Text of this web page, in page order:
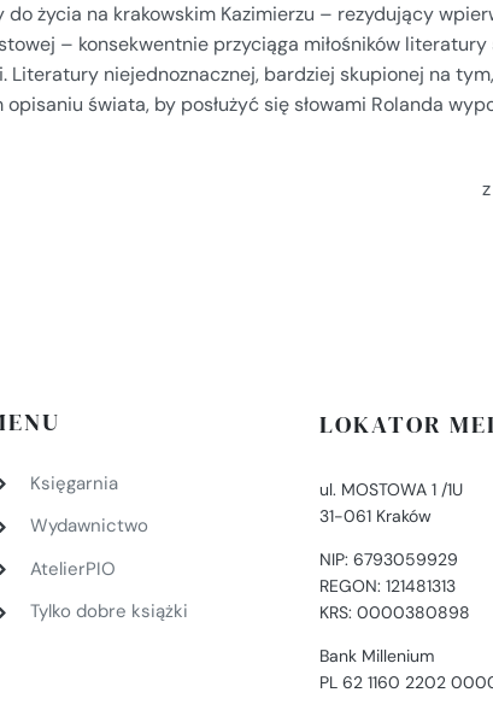
do życia na krakowskim Kazimierzu – rezydujący
– konsekwentnie przyciąga miłośników literatury
Literatury niejednoznacznej, bardziej skupionej na
świata, by posłużyć się słowami Rolanda
Księgarnia
Wydawnictwo
AtelierPIO
Tylko dobre książki
LOKATOR
ul. MOSTOWA 1 /1U
31-061 Kraków
NIP: 6793059929
REGON: 121481313
KRS: 0000380898
Bank Millenium
PL 62 1160 2202